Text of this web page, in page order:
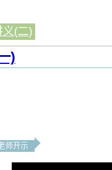
(二)
)
师开示